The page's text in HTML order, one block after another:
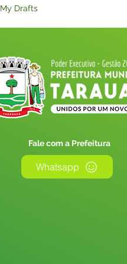
My Drafts
Events
Licitações_Nova
Fale com a Prefeitura
Whatsapp